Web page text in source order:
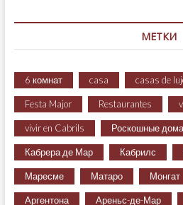
МЕТКИ
6 комнат casa casas de
Festa Major Restaurantes
vivir en Cabrils Роскошные
Кабрера де Мар Кабрилс
Маресме Матаро Монгат
Аргентона Ареньс-де-Мар